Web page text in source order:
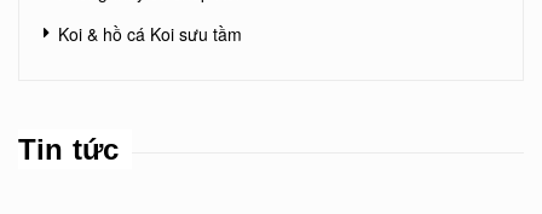
Koi & hồ cá Koi sưu tầm
Tin tức